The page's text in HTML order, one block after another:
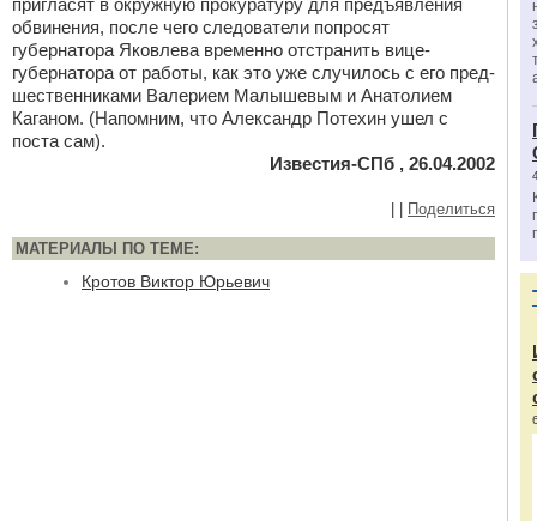
пригласят в окружную прокуратуру для предъявления
обвинения, после чего следователи попросят
губернатора Яковлева временно отстранить вице-
губернатора от работы, как это уже случилось с его пред-
шественниками Валерием Малышевым и Анатолием
Каганом. (Напомним, что Александр Потехин ушел с
поста сам).
Известия-СПб , 26.04.2002
Поделиться
МАТЕРИАЛЫ ПО ТЕМЕ:
Кротов Виктор Юрьевич